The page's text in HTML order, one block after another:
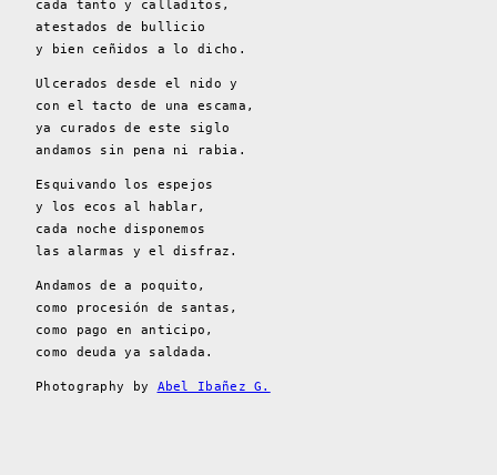
cada tanto y calladitos,
atestados de bullicio
y bien ceñidos a lo dicho.
Ulcerados desde el nido y
con el tacto de una escama,
ya curados de este siglo
andamos sin pena ni rabia.
Esquivando los espejos
y los ecos al hablar,
cada noche disponemos
las alarmas y el disfraz.
Andamos de a poquito,
como procesión de santas,
como pago en anticipo,
como deuda ya saldada.
Photography by Abel Ibañez G.